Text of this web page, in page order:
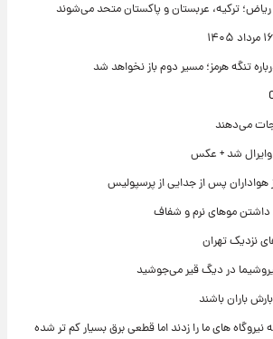
ترکیه، عربستان و پاکستان متحد می‌شوند
تنگه هرمز؛ مسیر دوم باز نخواهد شد
می‌دهند
وایرال شد + عکس
هواداران پس از جدایی از پرسپولیس
داشتن موهای نرم و شفاف
نزدیک تهران
در دیگ قیر می‌جوشید
باران باشند
های ما را زدند اما قطعی برق بسیار کم تر شده